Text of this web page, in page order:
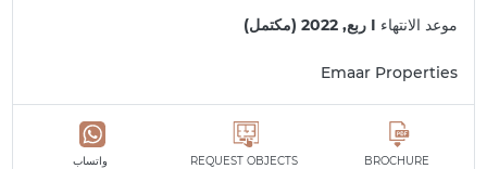
موعد الانتهاء I ربع, 2022 (مكتمل)
Emaar Properties
BROCHURE
REQUEST OBJECTS واتساب